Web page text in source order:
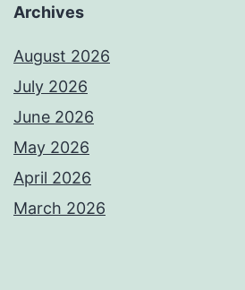
Archives
August 2026
July 2026
June 2026
May 2026
April 2026
March 2026